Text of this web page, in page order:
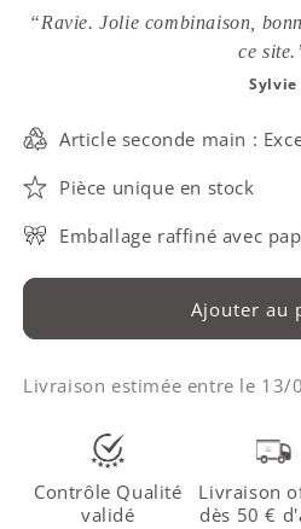
“Ravie. Jolie combinaison,
ce
Sylvie
Article seconde main :
Pièce unique en stock
Emballage raffiné avec
Ajouter au
Livraison estimée entre le 13/
Contrôle Qualité
validé
Livraison
dès 50 €